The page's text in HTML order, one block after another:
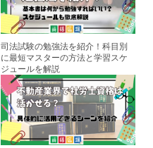
司法試験の勉強法を紹介！科目別
に最短マスターの方法と学習スケ
ジュールを解説